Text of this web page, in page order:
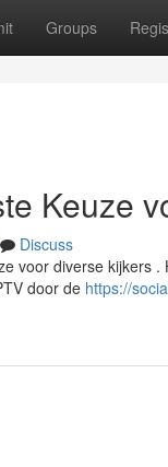
Groups
Keuze
Discuss
voor diverse kijkers
door de https://